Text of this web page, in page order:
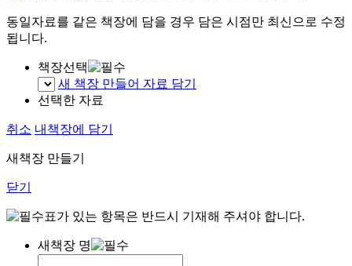
동일자료를 같은 책장에 담을 경우 담은 시점만 최신으로 수정
됩니다.
책장선택
새 책장 만들어 자료 담기
선택한 자료
취소 내책장에 담기
새책장 만들기
닫기
표가 있는 항목은 반드시 기재해 주셔야 합니다.
새책장 명